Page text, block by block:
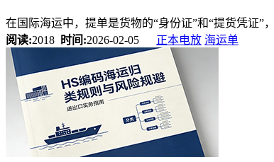
在国际海运中，提单是货物的“身份证”和“提货凭证
阅读:2018 时间:2026-02-05 正本电放 海运单